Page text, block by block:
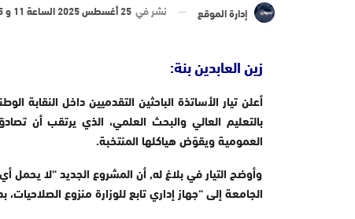
إدارة الموقع نشر في 25 أغسطس 2025 الساعة 11 و 55 دقيقة
زين العابدين بنة:
بالتعليم العالي والبحث العلمي، الذي يرتقب أن
العمومية ويقوّض هياكلها المنتخبة.
وأوضح التيار في بلاغ له, أن المشروع الجديد “لا
الجامعة إلى “جهاز إداري تابع للوزارة منزوع